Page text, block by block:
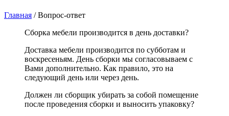
Главная /Вопрос-ответ
Сборка мебели производится в день доставки?
Доставка мебели производится по субботам и
воскресеньям. День сборки мы согласовываем с
Вами дополнительно. Как правило, это на
следующий день или через день.
Должен ли сборщик убирать за собой помещение
после проведения сборки и выносить упаковку?